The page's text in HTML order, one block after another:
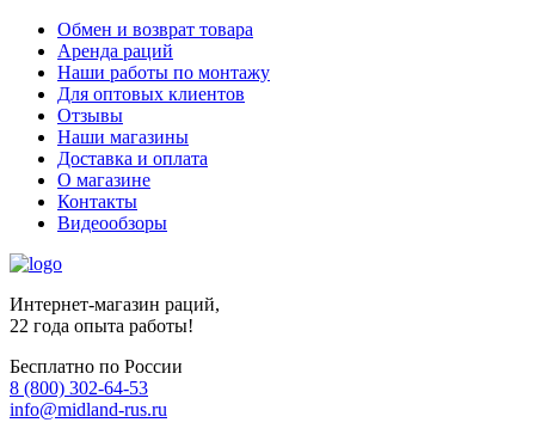
Обмен и возврат товара
Аренда раций
Наши работы по монтажу
Для оптовых клиентов
Отзывы
Наши магазины
Доставка и оплата
О магазине
Контакты
Видеообзоры
Интернет-магазин раций,
22 года опыта работы!
Бесплатно по России
8 (800) 302-64-53
info@midland-rus.ru